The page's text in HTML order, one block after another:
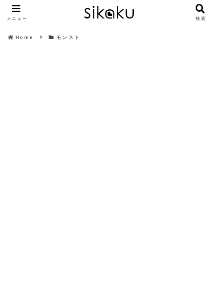
Home モンスト
メニュー 検索